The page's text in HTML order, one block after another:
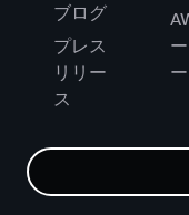
ブログ
プレス
リリー
ス
ー